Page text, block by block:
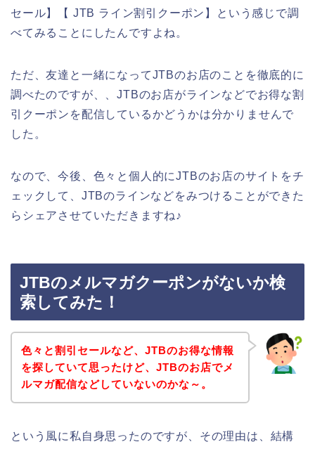
セール】【 JTB ライン割引クーポン】という感じで調
べてみることにしたんですよね。
ただ、友達と一緒になってJTBのお店のことを徹底的に
調べたのですが、、JTBのお店がラインなどでお得な割
引クーポンを配信しているかどうかは分かりませんで
した。
なので、今後、色々と個人的にJTBのお店のサイトをチ
ェックして、JTBのラインなどをみつけることができた
らシェアさせていただきますね♪
JTBのメルマガクーポンがないか検
索してみた！
色々と割引セールなど、JTBのお得な情報
を探していて思ったけど、JTBのお店でメ
ルマガ配信などしていないのかな～。
という風に私自身思ったのですが、その理由は、結構